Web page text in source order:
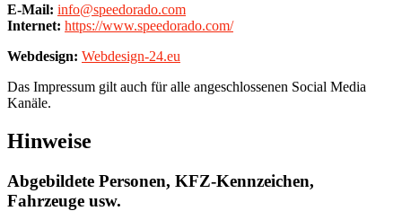
E-Mail: info@speedorado.com
Internet: https://www.speedorado.com/
Webdesign: Webdesign-24.eu
Das Impressum gilt auch für alle angeschlossenen Social Media
Kanäle.
Hinweise
Abgebildete Personen, KFZ-Kennzeichen,
Fahrzeuge usw.